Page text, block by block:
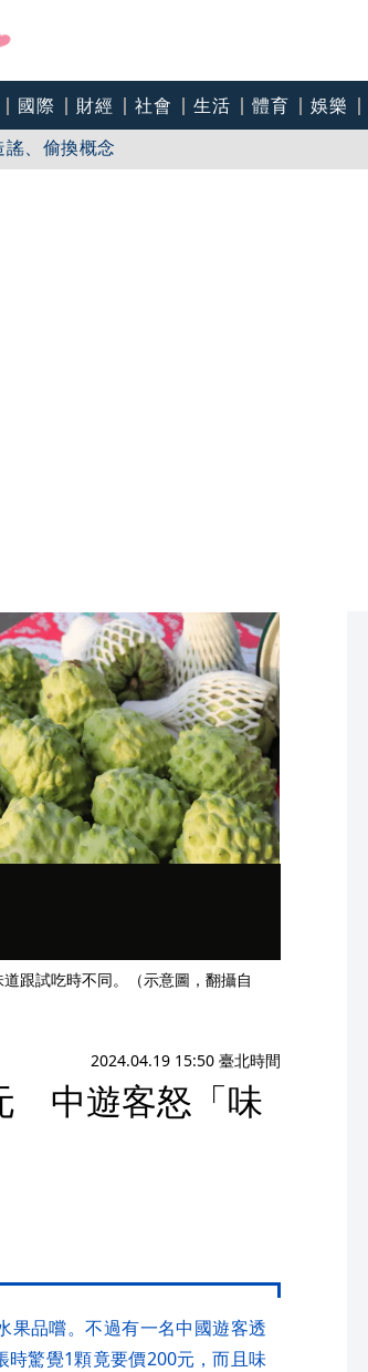
國際 財經 社會 生活 體育 娛樂
、偷換概念
隔島翻覆
跟試吃時不同。（示意圖，翻攝自
2024.04.19 15:50 臺北時間
中遊客怒「味
果品嚐。不過有一名中國遊客透
時驚覺1顆竟要價200元，而且味